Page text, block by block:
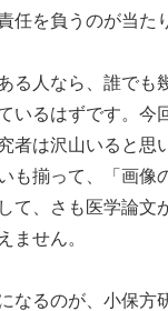
任を負うのが当た
る人なら、誰でも
いるはずです。今
者は沢山いると
も揃って、「画像
て、さも医学論文
ません。
なるのが、小保方